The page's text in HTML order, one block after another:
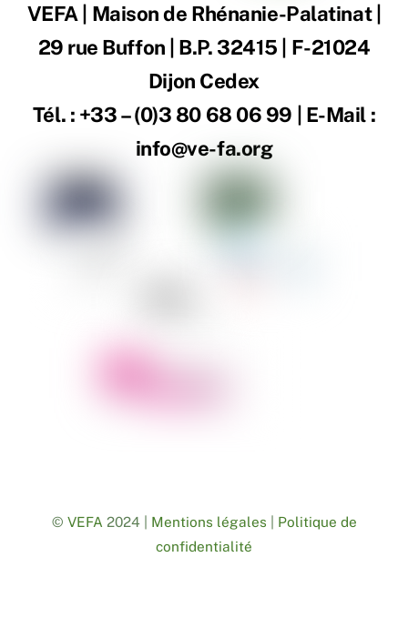
VEFA | Maison de Rhénanie-Palatinat |
29 rue Buffon | B.P. 32415 | F-21024
Dijon Cedex
Tél. : +33 – (0)3 80 68 06 99 | E-Mail :
info@ve-fa.org
© VEFA 2024 | Mentions légales | Politique de
confidentialité